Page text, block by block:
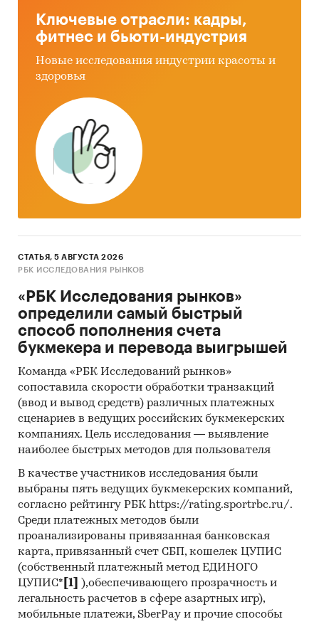
Ключевые отрасли: кадры,
фитнес и бьюти-индустрия
Новые исследования индустрии красоты и
здоровья
СТАТЬЯ, 5 АВГУСТА 2026
РБК ИССЛЕДОВАНИЯ РЫНКОВ
«РБК Исследования рынков»
определили самый быстрый
способ пополнения счета
букмекера и перевода выигрышей
Команда «РБК Исследований рынков»
сопоставила скорости обработки транзакций
(ввод и вывод средств) различных платежных
сценариев в ведущих российских букмекерских
компаниях. Цель исследования — выявление
наиболее быстрых методов для пользователя
В качестве участников исследования были
выбраны пять ведущих букмекерских компаний,
согласно рейтингу РБК https://rating.sportrbc.ru/.
Среди платежных методов были
проанализированы привязанная банковская
карта, привязанный счет СБП, кошелек ЦУПИС
(собственный платежный метод ЕДИНОГО
ЦУПИС* [1]
),обеспечивающего прозрачность и
легальность расчетов в сфере азартных игр),
мобильные платежи, SberPay и прочие способы